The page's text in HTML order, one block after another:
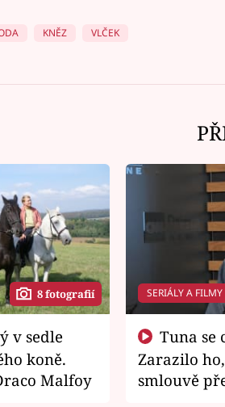
KNĚZ VLČEK
8 fotografií
koně.
Malfoy
SERIÁLY A FILMY
Zarazilo
smlouvě